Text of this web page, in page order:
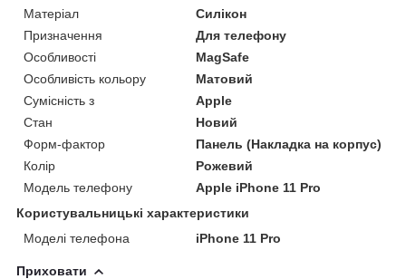
Матеріал
Силікон
Призначення
Для телефону
Особливості
MagSafe
Особливість кольору
Матовий
Сумісність з
Apple
Стан
Новий
Форм-фактор
Панель (Накладка на корпус)
Колір
Рожевий
Модель телефону
Apple iPhone 11 Pro
Користувальницькі характеристики
Моделі телефона
iPhone 11 Pro
Приховати